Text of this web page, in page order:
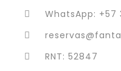
WhatsApp: +57
RNT: 52847